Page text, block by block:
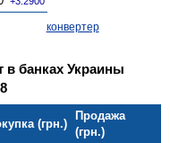
конвертер
банках Украины
(грн.)
Продажа
(грн.)